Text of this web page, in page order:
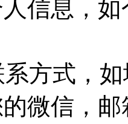
人信息，
方式，
微信，